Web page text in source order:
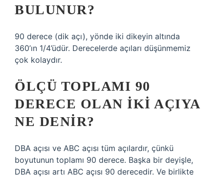
BULUNUR?
90 derece (dik açı), yönde iki dikeyin altında
360’ın 1/4’üdür. Derecelerde açıları düşünmemiz
çok kolaydır.
ÖLÇÜ TOPLAMI 90
DERECE OLAN IKI AÇIYA
NE DENIR?
DBA açısı ve ABC açısı tüm açılardır, çünkü
boyutunun toplamı 90 derece. Başka bir deyişle,
DBA açısı artı ABC açısı 90 derecedir. Ve birlikte